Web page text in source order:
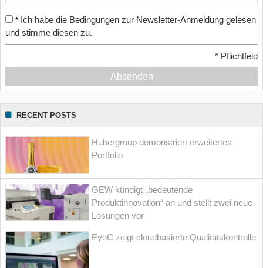
* Ich habe die Bedingungen zur Newsletter-Anmeldung gelesen
und stimme diesen zu.
* Pflichtfeld
Absenden
RECENT POSTS
Hubergroup demonstriert erweitertes
Portfolio
GEW kündigt „bedeutende
Produktinnovation“ an und stellt zwei neue
Lösungen vor
EyeC zeigt cloudbasierte Qualitätskontrolle